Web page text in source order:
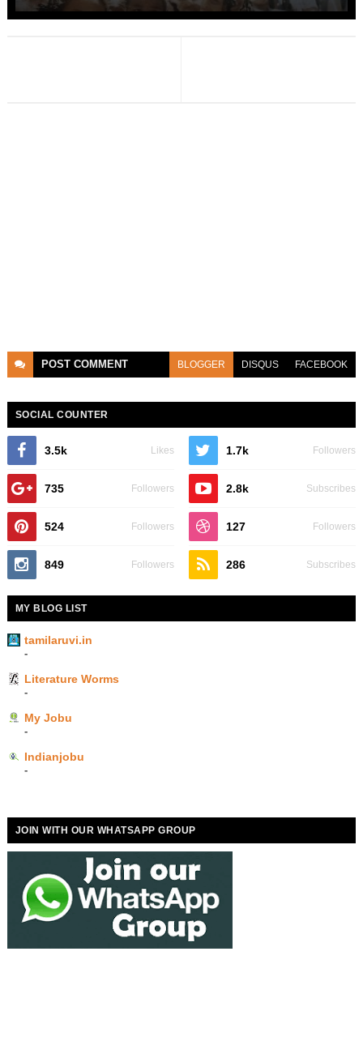
POST COMMENT BLOGGER DISQUS FACEBOOK
SOCIAL COUNTER
3.5k Likes 1.7k Followers
735 Followers 2.8k Subscribes
524 Followers 127 Followers
849 Followers 286 Subscribes
MY BLOG LIST
tamilaruvi.in
-
Literature Worms
-
My Jobu
-
Indianjobu
-
JOIN WITH OUR WHATSAPP GROUP